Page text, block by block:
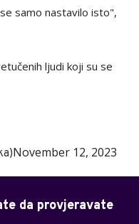
samo nastavilo isto",
ljudi koji su se
November 12, 2023
da provjeravate